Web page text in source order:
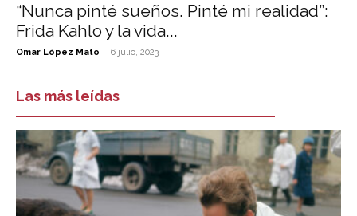
“Nunca pinté sueños. Pinté mi realidad”:
Frida Kahlo y la vida...
Omar López Mato - 6 julio, 2023
Las más leídas